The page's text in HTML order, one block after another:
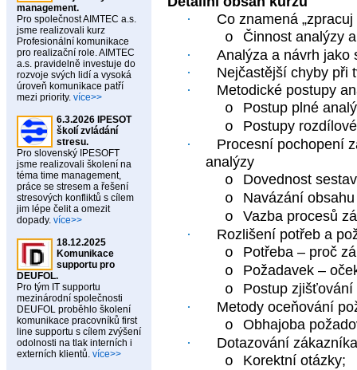
management.
Pro společnost AIMTEC a.s.
jsme realizovali kurz
Profesionální komunikace
pro realizační role. AIMTEC
a.s. pravidelně investuje do
rozvoje svých lidí a vysoká
úroveň komunikace patří
mezi priority. více>>
6.3.2026 IPESOT
školí zvládání
stresu.
Pro slovenský IPESOFT
jsme realizovali školení na
téma time management,
práce se stresem a řešení
stresových konfliktů s cílem
jim lépe čelit a omezit
dopady. více>>
18.12.2025
Komunikace
supportu pro
DEUFOL.
Pro tým IT supportu
mezinárodní společnosti
DEUFOL proběhlo školení
komunikace pracovníků first
line supportu s cílem zvýšení
odolnosti na tlak interních i
externích klientů. více>>
·
Co znamená „zpracuj
o
Činnost analýzy
·
Analýza a návrh jako
·
Nejčastější chyby při
·
Metodické postupy
o
Postup plné
o
Postupy
·
Procesní pochopení
analýzy
o
Dovednost
o
Navázání
o
Vazba procesů
·
Rozlišení potřeb a
o
Potřeba – proč
o
Požadavek –
o
Postup zjišťování
·
Metody oceňování
o
Obhajoba
·
Dotazování
o
Korektní otázky;